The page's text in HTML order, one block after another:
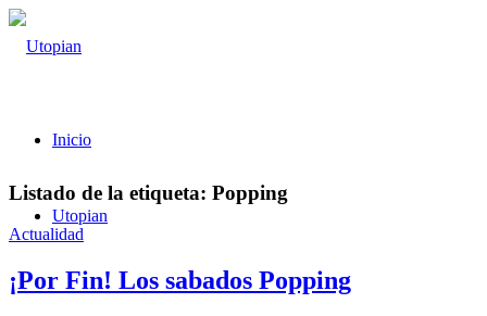
Inicio
Utopian
Listado de la etiqueta: Popping
Actualidad
¡Por Fin! Los sabados Popping